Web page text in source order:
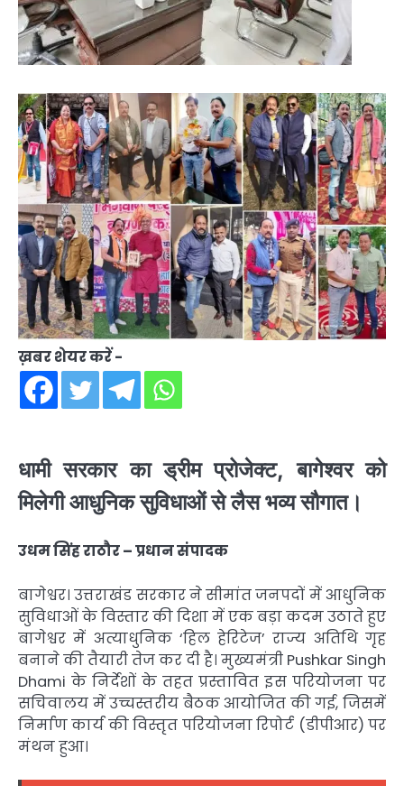
ख़बर शेयर करें -
धामी सरकार का ड्रीम प्रोजेक्ट, बागेश्वर को
मिलेगी आधुनिक सुविधाओं से लैस भव्य सौगात।
उधम सिंह राठौर – प्रधान संपादक
बागेश्वर। उत्तराखंड सरकार ने सीमांत जनपदों में आधुनिक
सुविधाओं के विस्तार की दिशा में एक बड़ा कदम उठाते हुए
बागेश्वर में अत्याधुनिक ‘हिल हेरिटेज’ राज्य अतिथि गृह
बनाने की तैयारी तेज कर दी है। मुख्यमंत्री Pushkar Singh
Dhami के निर्देशों के तहत प्रस्तावित इस परियोजना पर
सचिवालय में उच्चस्तरीय बैठक आयोजित की गई, जिसमें
निर्माण कार्य की विस्तृत परियोजना रिपोर्ट (डीपीआर) पर
मंथन हुआ।